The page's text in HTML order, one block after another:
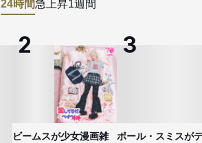
24時間急上昇1週間
ビームスが少女漫画雑
ポール・スミスが